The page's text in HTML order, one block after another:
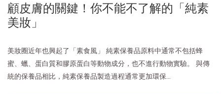
顧皮膚的關鍵！你不能不了解的「純素
美妝」
美妝圈近年也興起了「素食風」 純素保養品原料中通常不包括蜂
蜜、蠟、蛋白質和膠原蛋白等動物成分，也不進行動物實驗。 與傳
統的保養品相比，純素保養品製造過程通常更加環保...